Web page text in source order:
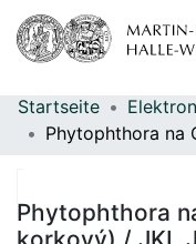
Bereiche &
Statistiken
Startseite
Phytophthora